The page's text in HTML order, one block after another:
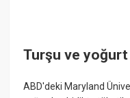
Turşu ve
ABD'deki Maryland